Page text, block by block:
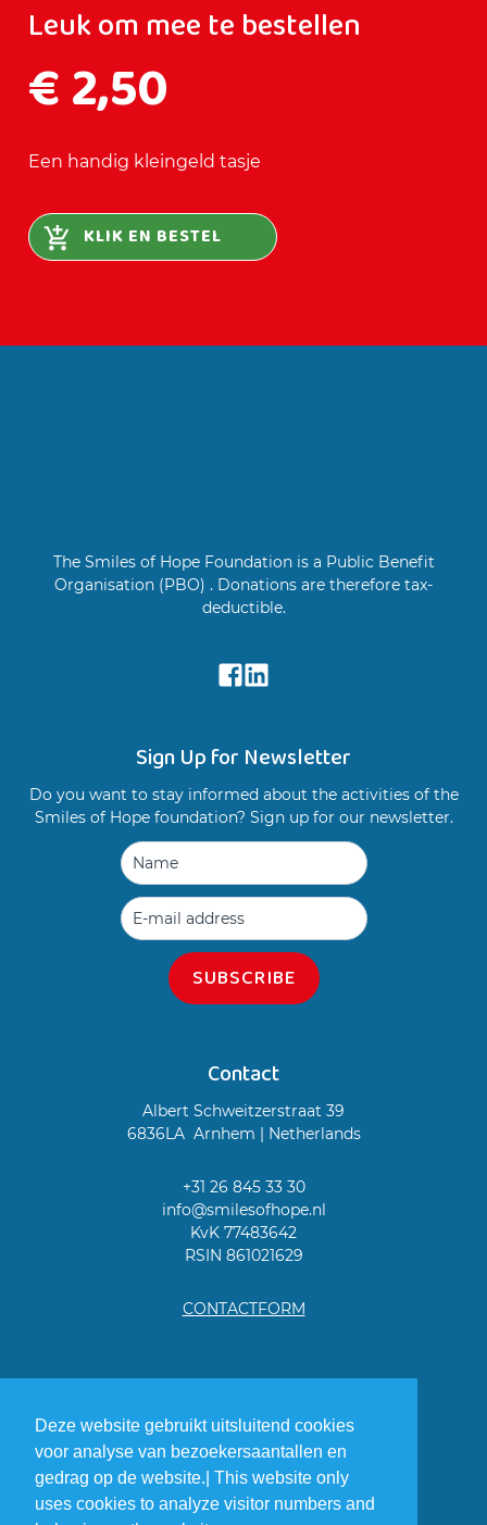
Deze website gebruikt uitsluitend cookies
voor analyse van bezoekersaantallen en
gedrag op de website.| This website only
uses cookies to analyze visitor numbers and
Leuk om mee te bestellen
€ 2,50
Een handig kleingeld tasje
KLIK EN BESTEL
The Smiles of Hope Foundation is a Public Benefit
Organisation (PBO) . Donations are therefore tax-
deductible.
Sign Up for Newsletter
Do you want to stay informed about the activities of the
Smiles of Hope foundation? Sign up for our newsletter.
SUBSCRIBE
Contact
Albert Schweitzerstraat 39
6836LA Arnhem | Netherlands
+31 26 845 33 30
info@smilesofhope.nl
KvK 77483642
RSIN 861021629
CONTACTFORM
Smiles of Hope is Partin member.